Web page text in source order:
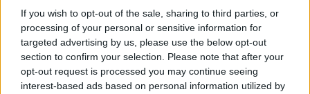
If you wish to opt-out of the sale, sharing to third parties, or
processing of your personal or sensitive information for
targeted advertising by us, please use the below opt-out
section to confirm your selection. Please note that after your
opt-out request is processed you may continue seeing
interest-based ads based on personal information utilized by
más irányban sugároznak ki belőle. A kis
fénynyomáson alapuló hatás hosszú távon
viszont azzal járhat, hogy az aszteroidák
pályájának nagytengelye (átlagos távolsága a
Naptól) megváltozik.